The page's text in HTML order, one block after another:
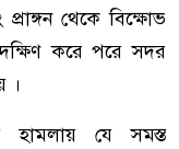
থেকে বিক্ষোভ
করে পরে সদর
।
হামলায় যে সমস্ত